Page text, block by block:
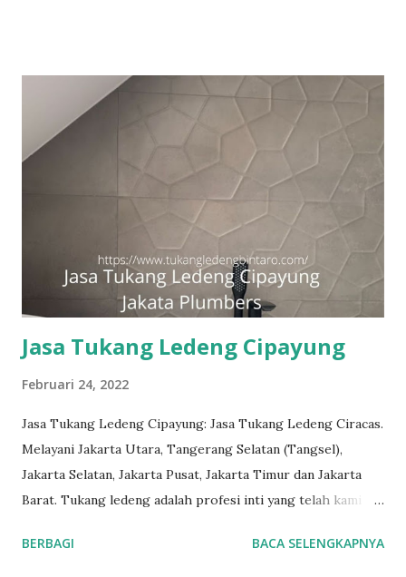
#tukangledengKemayoran #tukangledengMenteng
#tukangledengjakartaselatan Untuk order jasa kami silakan
sentuh teks nomor disamping: 0813-7070-5141 Layanan dan
kepuasan pelanggan adalah komitmen kami. Layanan
profesional, tim tukang ledeng yang berpengalaman, kami
dapat memberi Anda solusi untuk masalah apa pun, mulai
dari masalah kecil sampai besar. Keunggulan kami. Respon
Cepat, masalah diselesaikan dengan cepat dan efisien.
Teknisi Profesional dan berpengalaman sehingga pekerjaan
dilakukan dengan benar. L...
Jasa Tukang Ledeng Cipayung
Februari 24, 2022
Jasa Tukang Ledeng Cipayung: Jasa Tukang Ledeng Ciracas.
Melayani Jakarta Utara, Tangerang Selatan (Tangsel),
Jakarta Selatan, Jakarta Pusat, Jakarta Timur dan Jakarta
Barat. Tukang ledeng adalah profesi inti yang telah kami
yang terjamin. #tukangledengjakartapusat
BERBAGI BACA SELENGKAPNYA